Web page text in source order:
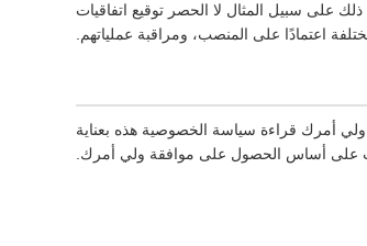
على سبيل المثال لا الحصر توقيع اتفاقيات
اعتمادًا على المنصب، ومراقبة عملياتهم.
أمرك قراءة سياسة الخصوصية هذه بعناية
على أساس الحصول على موافقة ولي أمرك.